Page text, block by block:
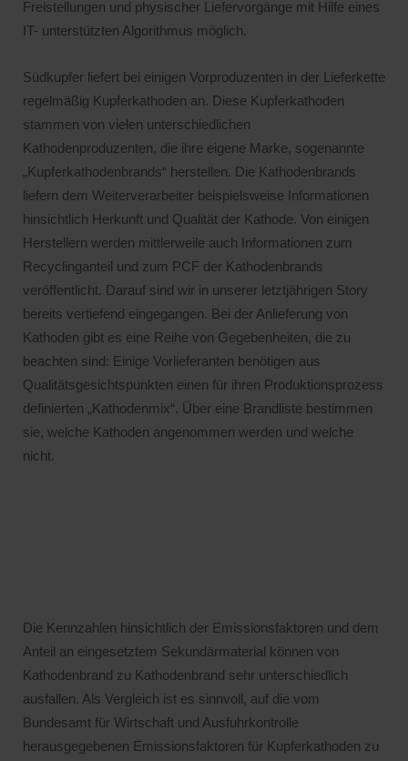
Freistellungen und physischer Liefervorgänge mit Hilfe eines
IT- unterstützten Algorithmus möglich.
Südkupfer liefert bei einigen Vorproduzenten in der Lieferkette
regelmäßig Kupferkathoden an. Diese Kupferkathoden
stammen von vielen unterschiedlichen
Kathodenproduzenten, die ihre eigene Marke, sogenannte
„Kupferkathodenbrands“ herstellen. Die Kathodenbrands
liefern dem Weiterverarbeiter beispielsweise Informationen
hinsichtlich Herkunft und Qualität der Kathode. Von einigen
Herstellern werden mittlerweile auch Informationen zum
Recyclinganteil und zum PCF der Kathodenbrands
veröffentlicht. Darauf sind wir in unserer letztjährigen Story
bereits vertiefend eingegangen. Bei der Anlieferung von
Kathoden gibt es eine Reihe von Gegebenheiten, die zu
beachten sind: Einige Vorlieferanten benötigen aus
Qualitätsgesichtspunkten einen für ihren Produktionsprozess
definierten „Kathodenmix“. Über eine Brandliste bestimmen
sie, welche Kathoden angenommen werden und welche
nicht.
Die Kennzahlen hinsichtlich der Emissionsfaktoren und dem
Anteil an eingesetztem Sekundärmaterial können von
Kathodenbrand zu Kathodenbrand sehr unterschiedlich
ausfallen. Als Vergleich ist es sinnvoll, auf die vom
Bundesamt für Wirtschaft und Ausfuhrkontrolle
herausgegebenen Emissionsfaktoren für Kupferkathoden zu